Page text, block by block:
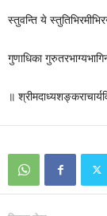
स्तुवन्ति ये
गुणाधिका
॥